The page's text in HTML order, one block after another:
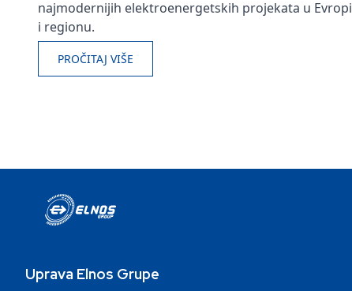
najmodernijih elektroenergetskih projekata u Evropi
i regionu.
PROČITAJ VIŠE
Uprava Elnos Grupe